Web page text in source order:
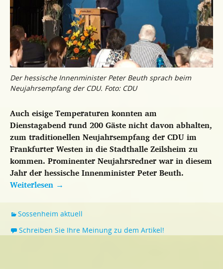
Der hessische Innenminister Peter Beuth sprach beim
Neujahrsempfang der CDU. Foto: CDU
Auch eisige Temperaturen konnten am
Dienstagabend rund 200 Gäste nicht davon abhalten,
zum traditionellen Neujahrsempfang der CDU im
Frankfurter Westen in die Stadthalle Zeilsheim zu
kommen. Prominenter Neujahrsredner war in diesem
Jahr der hessische Innenminister Peter Beuth.
Weiterlesen →
Sossenheim aktuell
Schreiben Sie Ihre Meinung zu dem Artikel!